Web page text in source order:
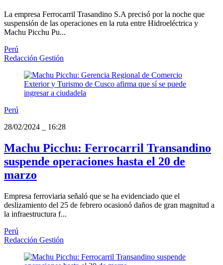
La empresa Ferrocarril Trasandino S.A precisó por la noche que
suspensión de las operaciones en la ruta entre Hidroeléctrica y
Machu Picchu Pu...
Perú
Redacción Gestión
Perú
28/02/2024
16:28
Machu Picchu: Ferrocarril Transandino
suspende operaciones hasta el 20 de
marzo
Empresa ferroviaria señaló que se ha evidenciado que el
deslizamiento del 25 de febrero ocasionó daños de gran magnitud a
la infraestructura f...
Perú
Redacción Gestión